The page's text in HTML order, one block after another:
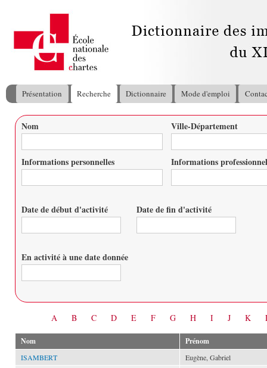
Menu principal
Présentation Recherche Dictionnaire Mode d'emploi
Vous êtes ici
Nom Ville-Département
Informations personnelles Informations
Date de début d'activité Date de fin d'activité
En activité à une date donnée
A B C D E F G H I J K
Nom Prénom
ISAMBERT
Eugène, Gabriel